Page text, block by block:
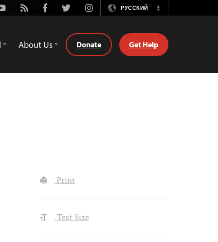
Rss FacebookTwitterInstagramРУССКИЙ
Switch
About Us Donate Get Help
Print
Text Size